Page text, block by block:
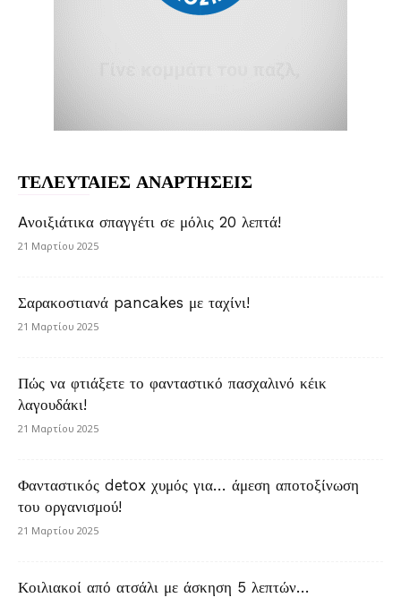
ΤΕΛΕΥΤΑΙΕΣ ΑΝΑΡΤΗΣΕΙΣ
Aνοιξιάτικα σπαγγέτι σε μόλις 20 λεπτά!
21 Μαρτίου 2025
Σαρακοστιανά pancakes με ταχίνι!
21 Μαρτίου 2025
Πώς να φτιάξετε το φανταστικό πασχαλινό κέικ
λαγουδάκι!
21 Μαρτίου 2025
Φανταστικός detox χυμός για… άμεση αποτοξίνωση
του οργανισμού!
21 Μαρτίου 2025
Κοιλιακοί από ατσάλι με άσκηση 5 λεπτών…